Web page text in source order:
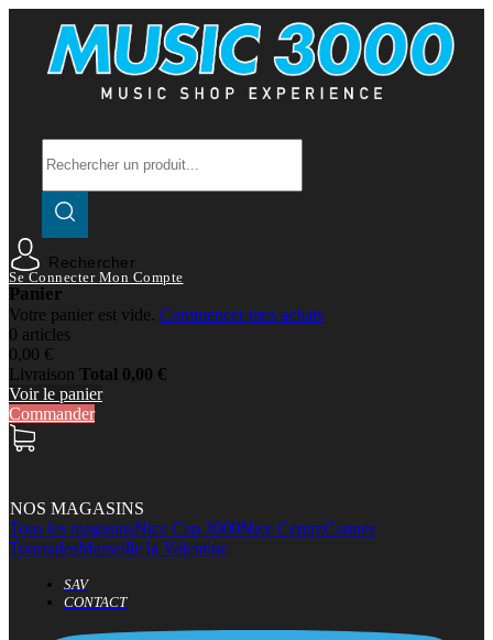
Rechercher
Se Connecter Mon Compte
Panier
Votre panier est vide. Commencer mes achats
0 articles
0,00 €
Livraison Total 0,00 €
Voir le panier
Commander
NOS MAGASINS
Tous les magasinsNice Cap 3000Nice CentreCannes
TourradesMarseille la Valentine
SAV
CONTACT